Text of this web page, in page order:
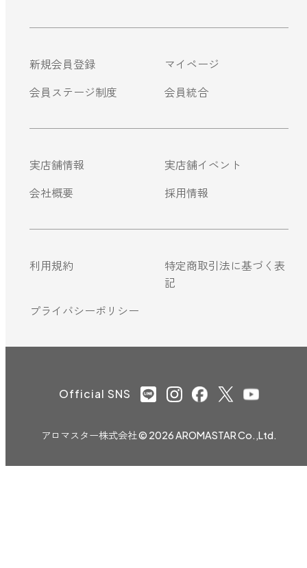
新規会員登録
マイページ
会員ステージ制度
会員統合
実店舗情報
実店舗イベント
会社概要
採用情報
利用規約
特定商取引法に基づく表
記
プライバシーポリシー
Official SNS
アロマスター株式会社© 2026 AROMASTAR Co.,Ltd.